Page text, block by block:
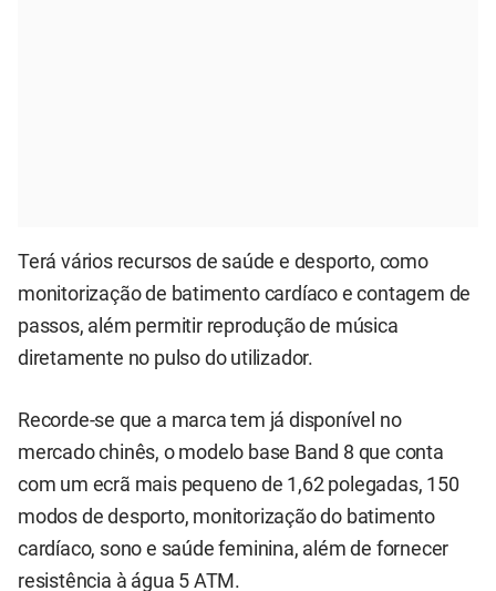
Terá vários recursos de saúde e desporto, como
monitorização de batimento cardíaco e contagem de
passos, além permitir reprodução de música
diretamente no pulso do utilizador.
Recorde-se que a marca tem já disponível no
mercado chinês, o modelo base Band 8 que conta
com um ecrã mais pequeno de 1,62 polegadas, 150
modos de desporto, monitorização do batimento
cardíaco, sono e saúde feminina, além de fornecer
resistência à água 5 ATM.